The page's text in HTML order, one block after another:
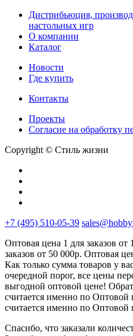
Дистрибьюция,
настольных игр
О компании
Каталог
Новости
Где купить
Контакты
Проекты
Cогласие на обработку
Copyright © Стиль жизни
+7 (495) 510-05-39
Оптовая цена 1 для заказов
заказов от 50 000р. Оптовая
Как только сумма товаров у
очередной порог, все цены
выгодной оптовой цене!
считается именно по Оптовой
считается именно по Оптовой
Спасибо, что заказали